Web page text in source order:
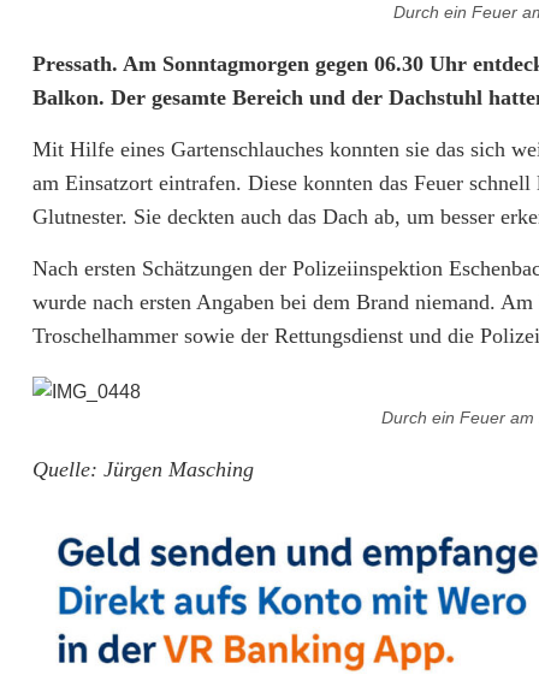
Durch ein Feuer
B
r
a
n
i
n
P
e
Pressath. Am Sonntagmorgen gegen 06.30 Uhr
Balkon. Der gesamte Bereich und der Dachstuhl
Mit Hilfe eines Gartenschlauches konnten sie das sich
am Einsatzort eintrafen. Diese konnten das Feuer
Glutnester. Sie deckten auch das Dach ab, um besser
Nach ersten Schätzungen der Polizeiinspektion
wurde nach ersten Angaben bei dem Brand niemand.
Troschelhammer sowie der Rettungsdienst und die
Durch ein Feuer am
Quelle: Jürgen Masching